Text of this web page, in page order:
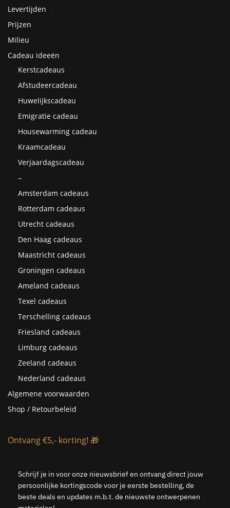
Levertijden
Prijzen
Milieu
Cadeau ideeën
Kerstcadeaus
Afstudeercadeau
Huwelijkscadeau
Emigratie cadeau
Housewarming cadeau
Kraamcadeau
Verjaardagscadeau
–
Amsterdam cadeaus
Rotterdam cadeaus
Utrecht cadeaus
Den Haag cadeaus
Maastricht cadeaus
Groningen cadeaus
Ameland cadeaus
Texel cadeaus
Terschelling cadeaus
Friesland cadeaus
Limburg cadeaus
Zeeland cadeaus
Nederland cadeaus
Algemene voorwaarden
Shop / Retourbeleid
Ontvang €5,- korting! 🎁
Schrijf je in voor onze nieuwsbrief en ontvang direct jouw
persoonlijke kortingscode voor je eerste bestelling, de
beste deals en updates m.b.t. de nieuwste ontwerpenen